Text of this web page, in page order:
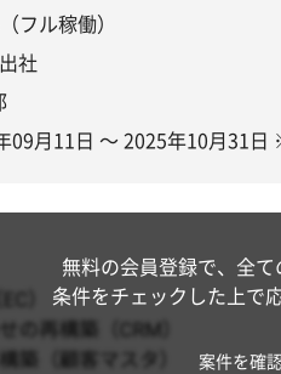
フル稼働）
社
09月11日 〜 2025年10月31日
無料の会員登録で、全て
条件をチェックした上で
案件を確